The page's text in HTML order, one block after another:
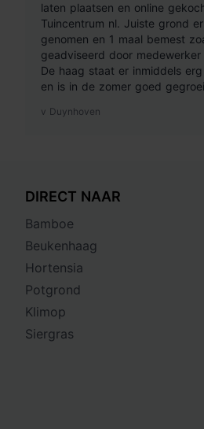
laten plaatsen en online
Tuincentrum nl. Juiste grond
genomen en 1 maal bemest
geadviseerd door medewerker
De haag staat er inmiddels
en is in de zomer goed
v Duynhoven
DIRECT NAAR
Bamboe
Beukenhaag
Hortensia
Potgrond
Klimop
Siergras